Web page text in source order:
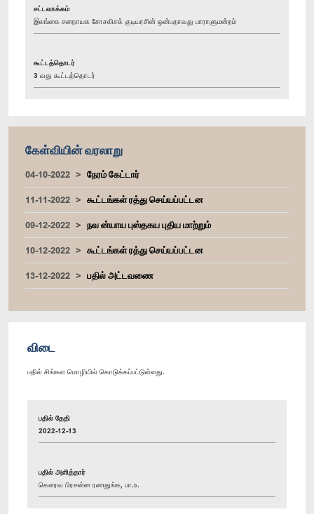
சட்டவாக்கம்
இலங்கை சனநாயக சோசலிசக் குடியரசின் ஒன்பதாவது பாராளுமன்றம்
கூட்டத்தொடர்
3 வது கூட்டத்தொடர்
கேள்வியின் வரலாறு
04-10-2022
நேரம் கேட்டார்
11-11-2022
கூட்டங்கள் ரத்து செய்யப்பட்டன
09-12-2022
நவ ன்யாய புஸ்தகய புதிய மாற்றும்
10-12-2022
கூட்டங்கள் ரத்து செய்யப்பட்டன
13-12-2022
பதில் அட்டவணை
விடை
பதில் சிங்கள மொழியில் கொடுக்கப்பட்டுள்ளது.
பதில் தேதி
2022-12-13
பதில் அளித்தார்
கௌரவ பிரசன்ன ரணதுங்க, பா.உ.